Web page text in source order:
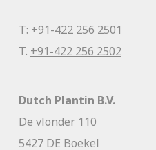
T: +91-422 256 2501
T. +91-422 256 2502
Dutch Plantin B.V.
De vlonder 110
5427 DE Boekel